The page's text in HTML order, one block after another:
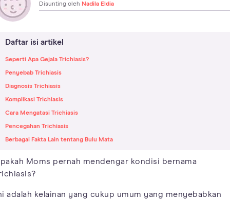
Disunting oleh Nadila Eldia
Daftar isi artikel
Seperti Apa Gejala Trichiasis?
Penyebab Trichiasis
Diagnosis Trichiasis
Komplikasi Trichiasis
Cara Mengatasi Trichiasis
Pencegahan Trichiasis
Berbagai Fakta Lain tentang Bulu Mata
Moms pernah mendengar kondisi bernama
adalah kelainan yang cukup umum yang menyebabkan